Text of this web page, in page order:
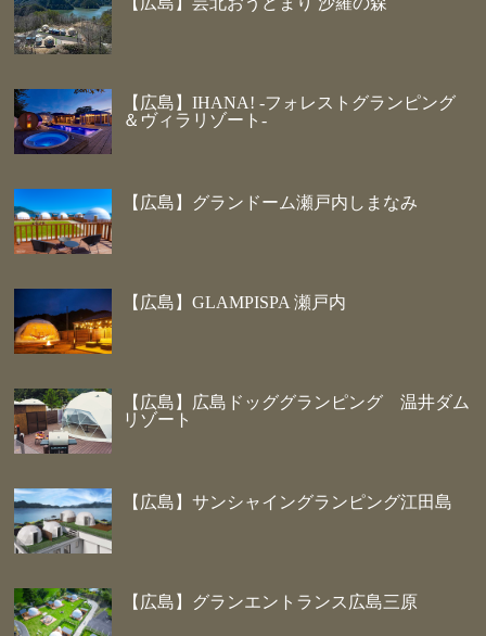
【広島】IHANA! -フォレストグランピング
＆ヴィラリゾート-
【広島】グランドーム瀬戸内しまなみ
【広島】GLAMPISPA 瀬戸内
【広島】広島ドッググランピング 温井ダム
リゾート
【広島】サンシャイングランピング江田島
【広島】グランエントランス広島三原